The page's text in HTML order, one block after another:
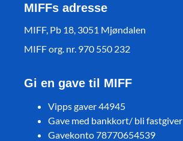
MIFFs adresse
MIFF, Pb 18, 3051 Mjøndalen
MIFF org. nr. 970 550 232
Gi en gave til MIFF
Vipps gaver 44945
Gave med bankkort/ bli fastgiver
Gavekonto 78770654539